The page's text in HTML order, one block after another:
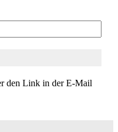
den Link in der E-Mail